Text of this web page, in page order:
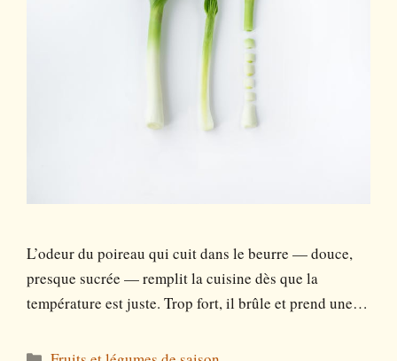
L’odeur du poireau qui cuit dans le beurre — douce,
presque sucrée — remplit la cuisine dès que la
température est juste. Trop fort, il brûle et prend une…
Catégories